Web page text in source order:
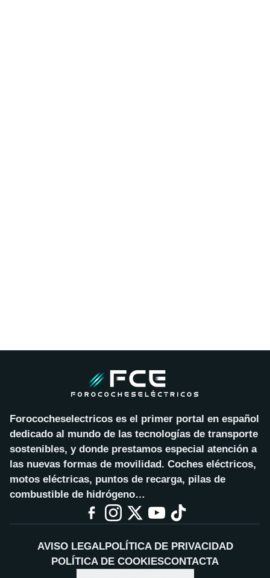
Forococheselectricos es el primer portal en español
dedicado al mundo de las tecnologías de transporte
sostenibles, y donde prestamos especial atención a
las nuevas formas de movilidad. Coches eléctricos,
motos eléctricas, puntos de recarga, pilas de
combustible de hidrógeno…
AVISO LEGALPOLÍTICA DE PRIVACIDAD
POLÍTICA DE COOKIESCONTACTA